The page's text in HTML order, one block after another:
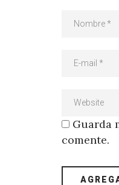
Guarda
comente.